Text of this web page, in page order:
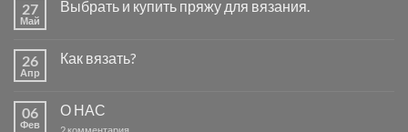
27
Май
Выбрать и купить пряжу для вязания.
Выбрать
для
вязания.
26
Апр
Как вязать?
Как
06
Фев
О НАС
2 комментария